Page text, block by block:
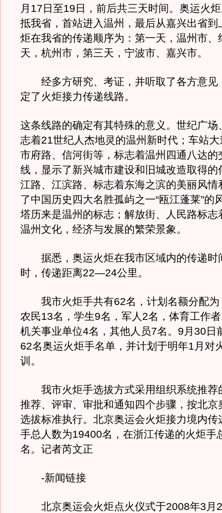
月17日至19日，前后共三天时间。奥运火
抵我省，首站进入温州，最后从嘉兴出省到
炬在我省的传递顺序为：第一天，温州市、
天，杭州市，第三天，宁波市、嘉兴市。
经多方研究、考证，并听取了各方意见
定了火炬接力传递线路。
这条线路的确定有其特殊的意义。世纪广场
志着21世纪人杰地灵的温州新时代；车站
市府路、信河街等，标志着温州四通八达的
线，显示了新兴城市建设和旧城改造取得的
江路、江滨路、标志着东海之滨的美丽风情
了中国历史四大名胜孤屿之一“瓯江蓬莱”的
塔历来是温州的标志；解放街、人民路标志
温州文化，经济与发展的繁荣景象。
据悉，奥运火炬在我市区域内的传递时
时，传递距离22—24公里。
我市火炬手共有62名，计划名额分配为
农民13名，学生9名，军人2名，体育工作
机关事业单位4名，其他人员7名。9月30日
62名奥运火炬手名单，并计划于明年1月对
训。
我市火炬手选拔方式采用组织系统推荐
推荐、评审、审批和通知四个步骤，按北京
选拔标准执行。北京奥运会火炬接力境内传
手总人数为19400名，在浙江传递的火炬手
名。记者芮文正
-新闻链接
北京奥运会火炬点火仪式于2008年3月